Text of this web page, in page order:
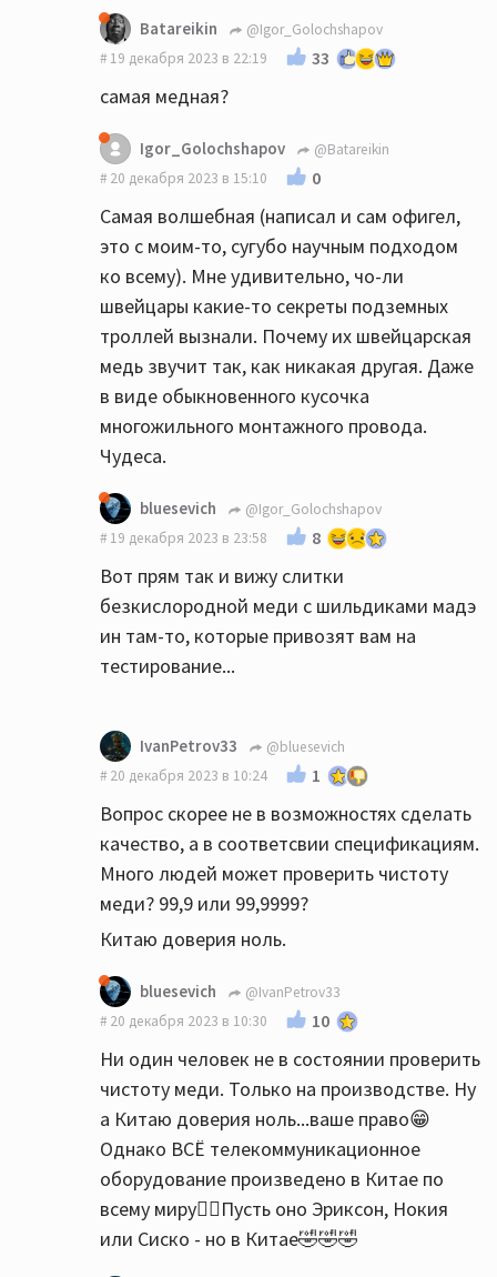
Видимо в Польше самая лучшая медь. Они
её меньше добывают, поэтому выходит
тщательнЕЕ...
Batareikin
@Igor_Golochshapov
19 декабря 2023 в 22:19
33
самая медная?
Igor_Golochshapov
@Batareikin
20 декабря 2023 в 15:10
0
Самая волшебная (написал и сам офигел,
это с моим-то, сугубо научным подходом
ко всему). Мне удивительно, чо-ли
швейцары какие-то секреты подземных
троллей вызнали. Почему их швейцарская
медь звучит так, как никакая другая. Даже
в виде обыкновенного кусочка
многожильного монтажного провода.
Чудеса.
bluesevich
@Igor_Golochshapov
19 декабря 2023 в 23:58
8
Вот прям так и вижу слитки
безкислородной меди с шильдиками мадэ
ин там-то, которые привозят вам на
тестирование...
IvanPetrov33
@bluesevich
20 декабря 2023 в 10:24
1
Вопрос скорее не в возможностях сделать
качество, а в соответсвии спецификациям.
Много людей может проверить чистоту
меди? 99,9 или 99,9999?
Китаю доверия ноль.
bluesevich
@IvanPetrov33
20 декабря 2023 в 10:30
10
Ни один человек не в состоянии проверить
чистоту меди. Только на производстве. Ну
а Китаю доверия ноль...ваше право😁
Однако ВСЁ телекоммуникационное
оборудование произведено в Китае по
всему миру🤷‍♀️Пусть оно Эриксон, Нокия
или Сиско - но в Китае🤣🤣🤣